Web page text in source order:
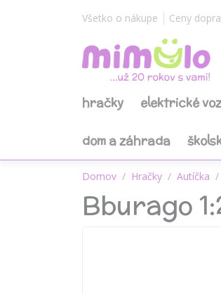
Všetko o nákupe Ceny
hračky elektrické
dom a záhrada
Domov Hračky Autíčka
Bburago